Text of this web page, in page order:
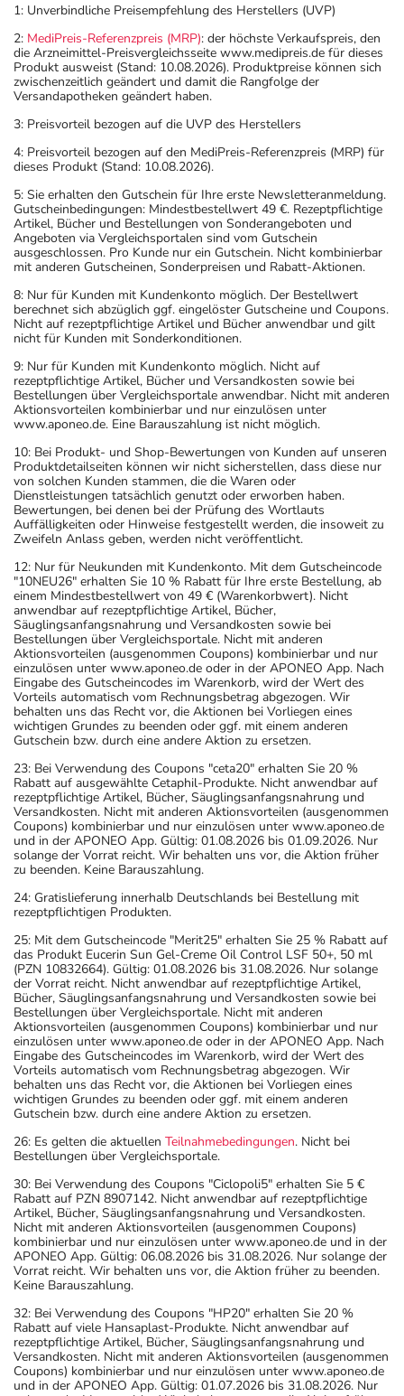
1: Unverbindliche Preisempfehlung des Herstellers (UVP)
2: MediPreis-Referenzpreis (MRP): der höchste Verkaufspreis, den
die Arzneimittel-Preisvergleichsseite www.medipreis.de für dieses
Produkt ausweist (Stand: 10.08.2026). Produktpreise können sich
zwischenzeitlich geändert und damit die Rangfolge der
Versandapotheken geändert haben.
3: Preisvorteil bezogen auf die UVP des Herstellers
4: Preisvorteil bezogen auf den MediPreis-Referenzpreis (MRP) für
dieses Produkt (Stand: 10.08.2026).
5: Sie erhalten den Gutschein für Ihre erste Newsletteranmeldung.
Gutscheinbedingungen: Mindestbestellwert 49 €. Rezeptpflichtige
Artikel, Bücher und Bestellungen von Sonderangeboten und
Angeboten via Vergleichsportalen sind vom Gutschein
ausgeschlossen. Pro Kunde nur ein Gutschein. Nicht kombinierbar
mit anderen Gutscheinen, Sonderpreisen und Rabatt-Aktionen.
8: Nur für Kunden mit Kundenkonto möglich. Der Bestellwert
berechnet sich abzüglich ggf. eingelöster Gutscheine und Coupons.
Nicht auf rezeptpflichtige Artikel und Bücher anwendbar und gilt
nicht für Kunden mit Sonderkonditionen.
9: Nur für Kunden mit Kundenkonto möglich. Nicht auf
rezeptpflichtige Artikel, Bücher und Versandkosten sowie bei
Bestellungen über Vergleichsportale anwendbar. Nicht mit anderen
Aktionsvorteilen kombinierbar und nur einzulösen unter
www.aponeo.de. Eine Barauszahlung ist nicht möglich.
10: Bei Produkt- und Shop-Bewertungen von Kunden auf unseren
Produktdetailseiten können wir nicht sicherstellen, dass diese nur
von solchen Kunden stammen, die die Waren oder
Dienstleistungen tatsächlich genutzt oder erworben haben.
Bewertungen, bei denen bei der Prüfung des Wortlauts
Auffälligkeiten oder Hinweise festgestellt werden, die insoweit zu
Zweifeln Anlass geben, werden nicht veröffentlicht.
12: Nur für Neukunden mit Kundenkonto. Mit dem Gutscheincode
"10NEU26" erhalten Sie 10 % Rabatt für Ihre erste Bestellung, ab
einem Mindestbestellwert von 49 € (Warenkorbwert). Nicht
anwendbar auf rezeptpflichtige Artikel, Bücher,
Säuglingsanfangsnahrung und Versandkosten sowie bei
Bestellungen über Vergleichsportale. Nicht mit anderen
Aktionsvorteilen (ausgenommen Coupons) kombinierbar und nur
einzulösen unter www.aponeo.de oder in der APONEO App. Nach
Eingabe des Gutscheincodes im Warenkorb, wird der Wert des
Vorteils automatisch vom Rechnungsbetrag abgezogen. Wir
behalten uns das Recht vor, die Aktionen bei Vorliegen eines
wichtigen Grundes zu beenden oder ggf. mit einem anderen
Gutschein bzw. durch eine andere Aktion zu ersetzen.
23: Bei Verwendung des Coupons "ceta20" erhalten Sie 20 %
Rabatt auf ausgewählte Cetaphil-Produkte. Nicht anwendbar auf
rezeptpflichtige Artikel, Bücher, Säuglingsanfangsnahrung und
Versandkosten. Nicht mit anderen Aktionsvorteilen (ausgenommen
Coupons) kombinierbar und nur einzulösen unter www.aponeo.de
und in der APONEO App. Gültig: 01.08.2026 bis 01.09.2026. Nur
solange der Vorrat reicht. Wir behalten uns vor, die Aktion früher
zu beenden. Keine Barauszahlung.
24: Gratislieferung innerhalb Deutschlands bei Bestellung mit
rezeptpflichtigen Produkten.
25: Mit dem Gutscheincode "Merit25" erhalten Sie 25 % Rabatt auf
das Produkt Eucerin Sun Gel-Creme Oil Control LSF 50+, 50 ml
(PZN 10832664). Gültig: 01.08.2026 bis 31.08.2026. Nur solange
der Vorrat reicht. Nicht anwendbar auf rezeptpflichtige Artikel,
Bücher, Säuglingsanfangsnahrung und Versandkosten sowie bei
Bestellungen über Vergleichsportale. Nicht mit anderen
Aktionsvorteilen (ausgenommen Coupons) kombinierbar und nur
einzulösen unter www.aponeo.de oder in der APONEO App. Nach
Eingabe des Gutscheincodes im Warenkorb, wird der Wert des
Vorteils automatisch vom Rechnungsbetrag abgezogen. Wir
behalten uns das Recht vor, die Aktionen bei Vorliegen eines
wichtigen Grundes zu beenden oder ggf. mit einem anderen
Gutschein bzw. durch eine andere Aktion zu ersetzen.
26: Es gelten die aktuellen Teilnahmebedingungen. Nicht bei
Bestellungen über Vergleichsportale.
30: Bei Verwendung des Coupons "Ciclopoli5" erhalten Sie 5 €
Rabatt auf PZN 8907142. Nicht anwendbar auf rezeptpflichtige
Artikel, Bücher, Säuglingsanfangsnahrung und Versandkosten.
Nicht mit anderen Aktionsvorteilen (ausgenommen Coupons)
kombinierbar und nur einzulösen unter www.aponeo.de und in der
APONEO App. Gültig: 06.08.2026 bis 31.08.2026. Nur solange der
Vorrat reicht. Wir behalten uns vor, die Aktion früher zu beenden.
Keine Barauszahlung.
32: Bei Verwendung des Coupons "HP20" erhalten Sie 20 %
Rabatt auf viele Hansaplast-Produkte. Nicht anwendbar auf
rezeptpflichtige Artikel, Bücher, Säuglingsanfangsnahrung und
Versandkosten. Nicht mit anderen Aktionsvorteilen (ausgenommen
Coupons) kombinierbar und nur einzulösen unter www.aponeo.de
und in der APONEO App. Gültig: 01.07.2026 bis 31.08.2026. Nur